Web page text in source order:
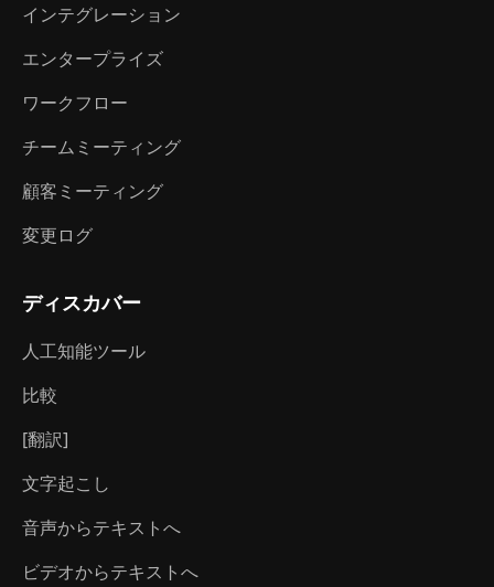
インテグレーション
エンタープライズ
ワークフロー
チームミーティング
顧客ミーティング
変更ログ
ディスカバー
人工知能ツール
比較
[翻訳]
文字起こし
音声からテキストへ
ビデオからテキストへ